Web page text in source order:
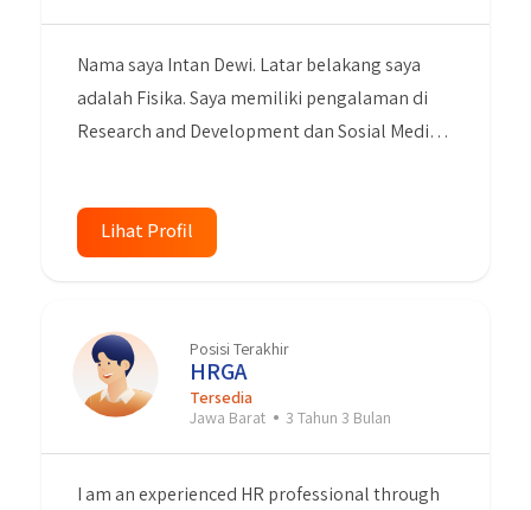
Nama saya Intan Dewi. Latar belakang saya
adalah Fisika. Saya memiliki pengalaman di
Research and Development dan Sosial Media
belajar dengan cepat. Saya Memiliki
keterampilan dalam menggunakan komputer,
Powerpoint), Grapich design dan Video Editing
(Adobe Photoshop, Adobe Premiere Pro,
CorelDraw, Canva, Meta for Business). Memiliki
minat pada media sosial marketing, memiliki
memiliki kemampuan untuk mengetik dengan
Lihat Profil
Posisi Terakhir
HRGA
Tersedia
Jawa Barat
3 Tahun 3 Bulan
I am an experienced HR professional through